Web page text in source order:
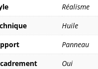
Réalisme
Huile
Panneau
Oui